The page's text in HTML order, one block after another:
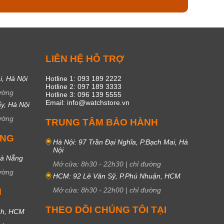
Hà Nội
Hà Nội
Nẵng
HCM
LIÊN HỆ HỖ TRỢ
Hotline 1: 093 189 2222
Hotline 2: 097 189 3333
Hotline 3: 096 139 5555
Email: info@watchstore.vn
TRUNG TÂM BẢO HÀNH
Hà Nội: 97 Trần Đại Nghĩa, P.Bạch Mai, Hà
Nội
Mở cửa: 8h30 - 22h30 | chỉ đường
HCM: 92 Lê Văn Sỹ, P.Phú Nhuận, HCM
Mở cửa: 8h30 - 22h00 | chỉ đường
THEO DÕI CHÚNG TÔI TẠI